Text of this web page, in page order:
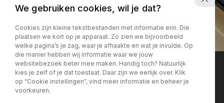
Locatie Breda
076 204 5040
Locatie Breda
verkoop.breda@autocentrum
brabant.nl
Locatie Breda
Korte Huifakkerstraat 14
4815 PS Breda
Locatie Breda
+31 076 204 5040
We gebruiken cookies, wil je dat?
Cookies zijn kleine tekstbestanden met informatie erin. Die
plaatsen we kort op je apparaat. Zo zien we bijvoorbeeld
welke pagina’s je zag, waar je afhaakte en wat je invulde. Op
die manier hebben wij informatie waar we jouw
websitebezoek beter mee maken. Handig toch? Natuurlijk
kies je zelf of je dat toestaat. Daar zijn we eerlijk over. Klik
op “Cookie instellingen”, vind meer informatie en beheer je
voorkeuren.